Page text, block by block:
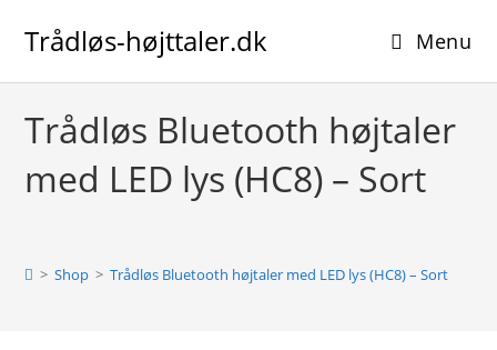
Trådløs-højttaler.dk Menu
Trådløs Bluetooth højtaler
med LED lys (HC8) – Sort
> Shop > Trådløs Bluetooth højtaler med LED lys (HC8) – Sort